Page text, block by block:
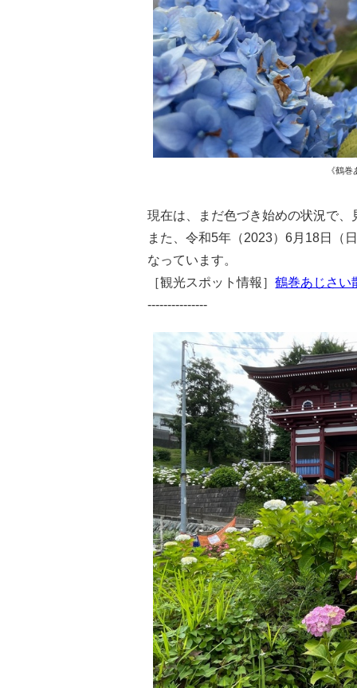
《鶴
現在は、まだ色づき始めの状況で
また、令和5年（2023）6月18日（
なっています。
［観光スポット情報］鶴巻あじさい
---------------